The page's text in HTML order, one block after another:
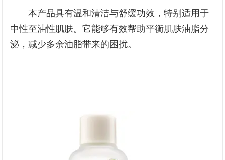
本产品具有温和清洁与舒缓功效，特别适用于
中性至油性肌肤。它能够有效帮助平衡肌肤油脂分
泌，减少多余油脂带来的困扰。